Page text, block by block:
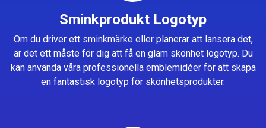
Sminkprodukt Logotyp
Om du driver ett sminkmärke eller planerar att lansera det,
är det ett måste för dig att få en glam skönhet logotyp. Du
kan använda våra professionella emblemidéer för att skapa
en fantastisk logotyp för skönhetsprodukter.